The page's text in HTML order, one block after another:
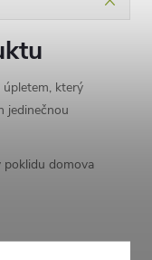
úpletem, který
jedinečnou
poklidu domova